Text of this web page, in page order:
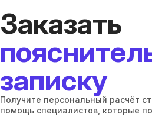
Заказать
записку
Получите персональный расчёт
помощь специалистов, которые